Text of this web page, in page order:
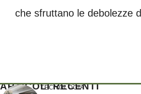
che sfruttano le debolezze
ARTICOLI RECENTI
TECNOLOGIA